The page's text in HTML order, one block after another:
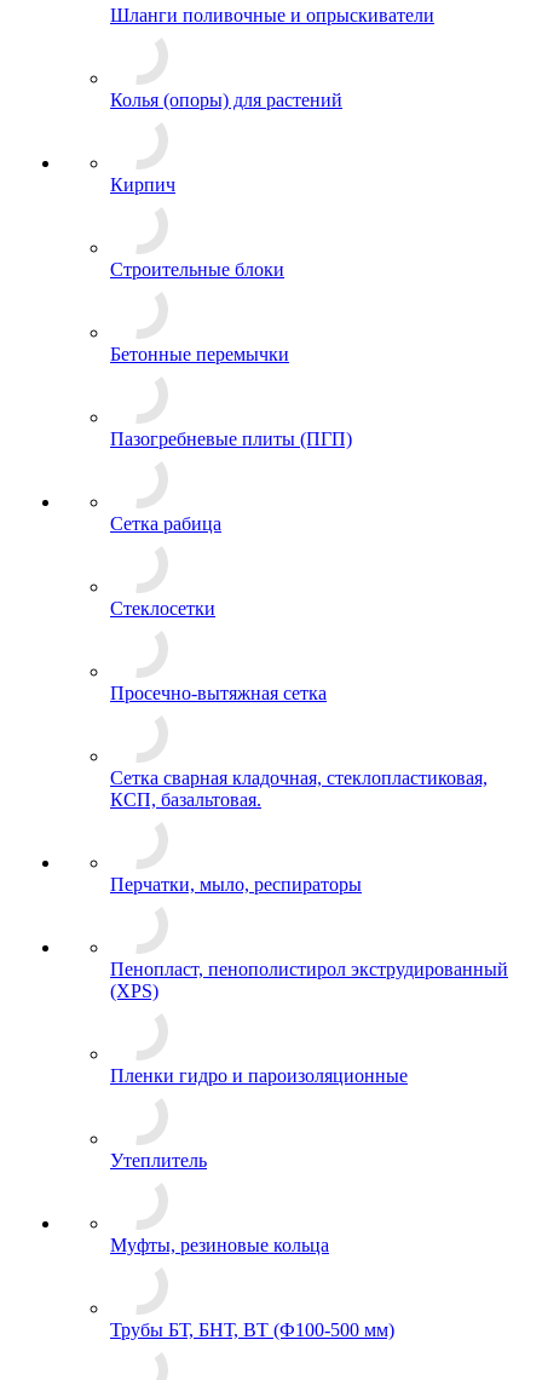
Шланги поливочные и опрыскиватели
Колья (опоры) для растений
Кирпич
Строительные блоки
Бетонные перемычки
Пазогребневые плиты (ПГП)
Сетка рабица
Стеклосетки
Просечно-вытяжная сетка
Сетка сварная кладочная, стеклопластиковая,
КСП, базальтовая.
Перчатки, мыло, респираторы
Пенопласт, пенополистирол экструдированный
(XPS)
Пленки гидро и пароизоляционные
Утеплитель
Муфты, резиновые кольца
Трубы БТ, БНТ, ВТ (Ф100-500 мм)